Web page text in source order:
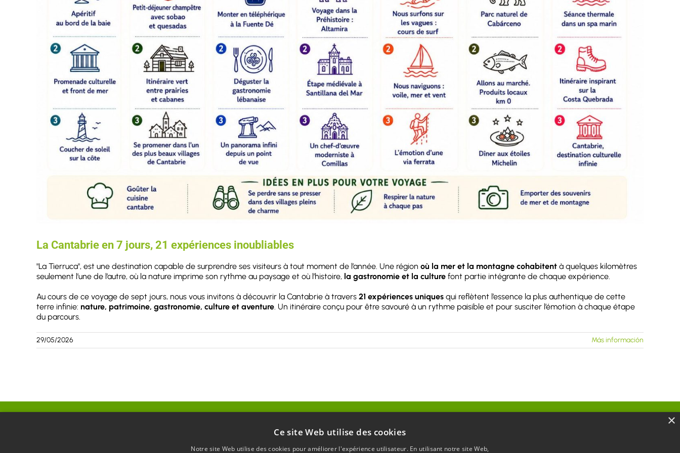
La Cantabrie en 7 jours, 21 expériences inoubliables
"La Tierruca", est une destination capable de surprendre ses visiteurs à tout moment de l’année. Une région où la mer et la montagne cohabitent à quelques kilomètres
seulement l’une de l’autre, où la nature imprime son rythme au paysage et où l’histoire, la gastronomie et la culture font partie intégrante de chaque expérience.
Au cours de ce voyage de sept jours, nous vous invitons à découvrir la Cantabrie à travers 21 expériences uniques qui reflètent l’essence la plus authentique de cette
terre infinie: nature, patrimoine, gastronomie, culture et aventure. Un itinéraire conçu pour être savouré à un rythme paisible et pour susciter l’émotion à chaque étape
du parcours.
29/05/2026 Más información
Informations touristiques
×
Ce site Web utilise des cookies
Notre site Web utilise des cookies pour améliorer l'expérience utilisateur. En utilisant notre site Web,